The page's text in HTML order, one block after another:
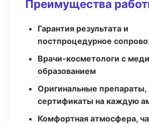
Преимущества
Гарантия результата и
постпроцедурное
Врачи-косметологи с
образованием
Оригинальные препараты,
сертификаты на каждую
Комфортная атмосфера,